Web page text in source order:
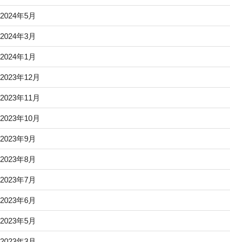
2024年5月
2024年3月
2024年1月
2023年12月
2023年11月
2023年10月
2023年9月
2023年8月
2023年7月
2023年6月
2023年5月